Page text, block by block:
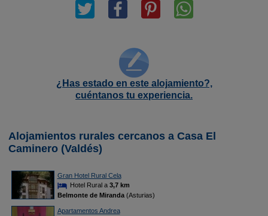
¿Has estado en este alojamiento?,
cuéntanos tu experiencia.
Alojamientos rurales cercanos a Casa El
Caminero (Valdés)
Gran Hotel Rural Cela
Hotel Rural a 3,7 km
Belmonte de Miranda(Asturias)
Apartamentos Andrea